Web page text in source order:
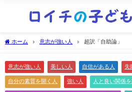
ホーム 意志が強い人 超訳「自助論」
意志が強い人 美しい人 自信がある人 失
自分の素質を開く人 強い人 人と良い関係